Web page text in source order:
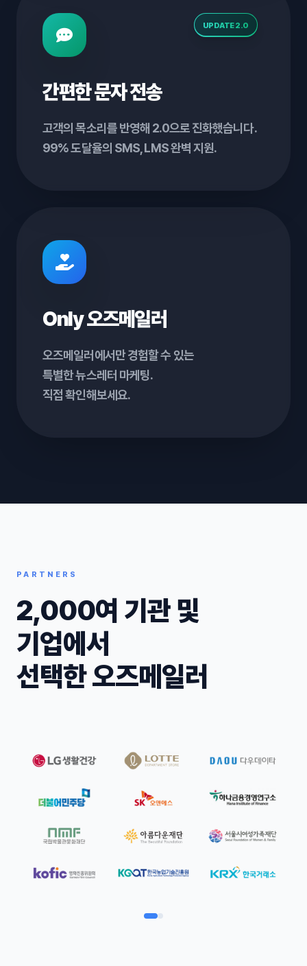
UPDATE 2.0
간편한 문자 전송
고객의 목소리를 반영해 2.0으로 진화했습니다.
99% 도달율의 SMS, LMS 완벽 지원.
Only 오즈메일러
오즈메일러에서만 경험할 수 있는
특별한 뉴스레터 마케팅.
직접 확인해보세요.
PARTNERS
2,000여 기관 및
기업에서
선택한 오즈메일러